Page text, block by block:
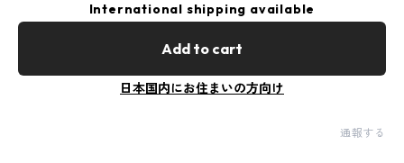
International shipping available
Add to cart
日本国内にお住まいの方向け
通報する